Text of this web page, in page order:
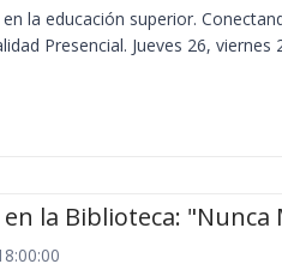
la educación superior.
Presencial. Jueves 26,
la Biblioteca: "Nunca